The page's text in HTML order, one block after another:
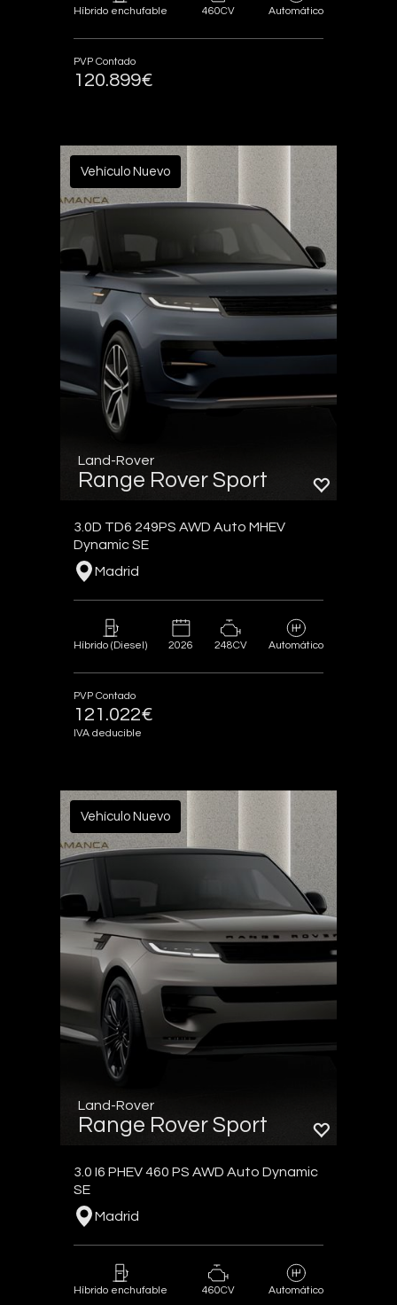
Híbrido enchufable 460CV Automático
PVP Contado
120.899€
Vehículo Nuevo
Land-Rover
Range Rover Sport
3.0D TD6 249PS AWD Auto MHEV
Dynamic SE
Madrid
Híbrido (Diesel) 2026 248CV Automático
PVP Contado
121.022€
IVA deducible
Vehículo Nuevo
Land-Rover
Range Rover Sport
3.0 I6 PHEV 460 PS AWD Auto Dynamic
SE
Madrid
Híbrido enchufable 460CV Automático